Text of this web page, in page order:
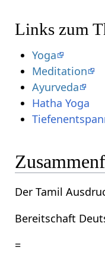
Links zum
Yoga
Meditation
Ayurveda
Hatha Yoga
Der Tamil
Bereitschaft
=